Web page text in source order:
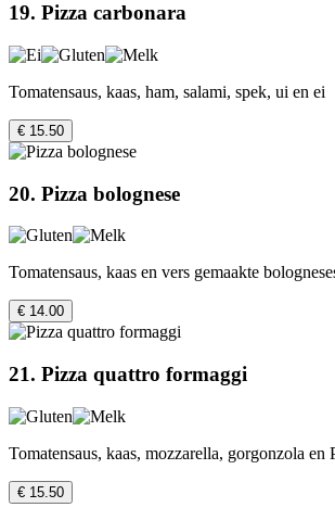
19. Pizza carbonara
Tomatensaus, kaas, ham, salami, spek, ui en ei
€ 15.50
20. Pizza bolognese
Tomatensaus, kaas en vers gemaakte
€ 14.00
21. Pizza quattro formaggi
Tomatensaus, kaas, mozzarella, gorgonzola en
€ 15.50